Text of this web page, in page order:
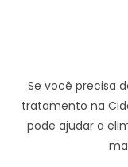
Se você precisa
tratamento na
pode ajudar a